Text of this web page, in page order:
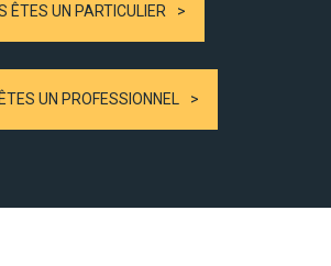
ÊTES UN PARTICULIER
UN PROFESSIONNEL